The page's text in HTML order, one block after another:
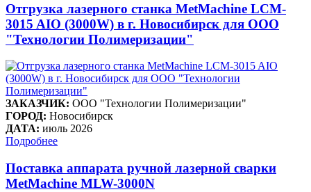
Отгрузка лазерного станка MetMachine LCM-
3015 AIO (3000W) в г. Новосибирск для ООО
"Технологии Полимеризации"
ЗАКАЗЧИК: ООО "Технологии Полимеризации"
ГОРОД: Новосибирск
ДАТА: июль 2026
Подробнее
Поставка аппарата ручной лазерной сварки
MetMachine MLW-3000N